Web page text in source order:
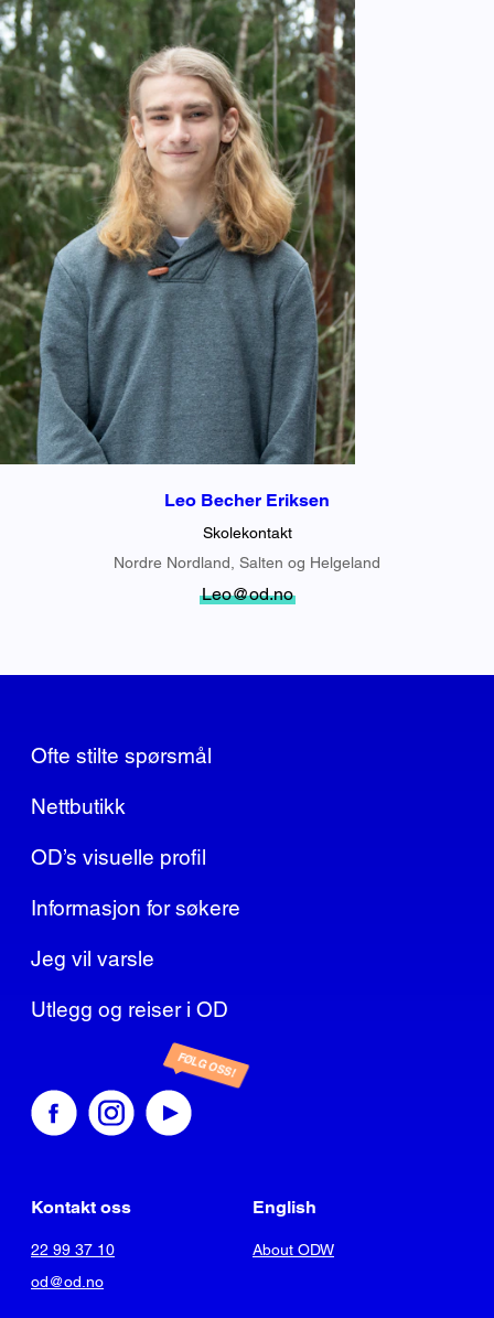
Leo Becher Eriksen
Skolekontakt
Nordre Nordland, Salten og Helgeland
Leo@od.no
Ofte stilte spørsmål
Nettbutikk
OD’s visuelle profil
Informasjon for søkere
Jeg vil varsle
Utlegg og reiser i OD
FØLG OSS!
Kontakt oss
22 99 37 10
od@od.no
English
About ODW